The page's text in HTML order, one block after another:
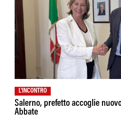
L'INCONTRO
Salerno, prefetto accoglie
Abbate